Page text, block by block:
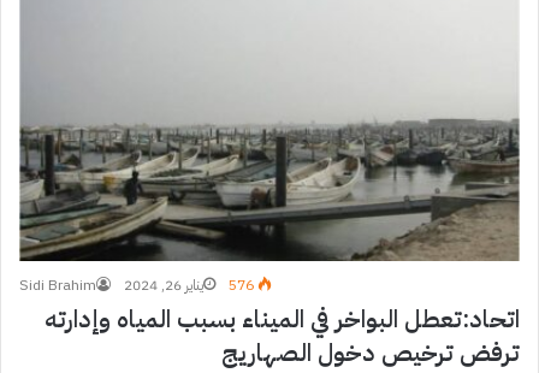
Sidi Brahim يناير 26, 2024
اتحاد:تعطل البواخر في الميناء بسبب المياه وإدارته
ترفض ترخيص دخول الصهاريج